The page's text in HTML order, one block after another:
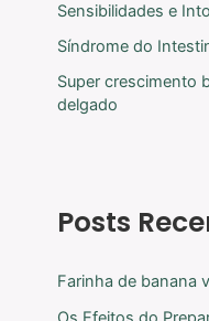
Sensibilidades e
Síndrome do
Super crescimento
delgado
Posts
Farinha de banana